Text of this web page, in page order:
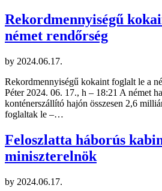
Rekordmennyiségű
német rendőrség
by 2024.06.17.
Rekordmennyiségű kokaint foglalt le a
Péter 2024. 06. 17., h – 18:21 A német
konténerszállító hajón összesen 2,6
foglaltak le –…
Feloszlatta háborús
miniszterelnök
by 2024.06.17.